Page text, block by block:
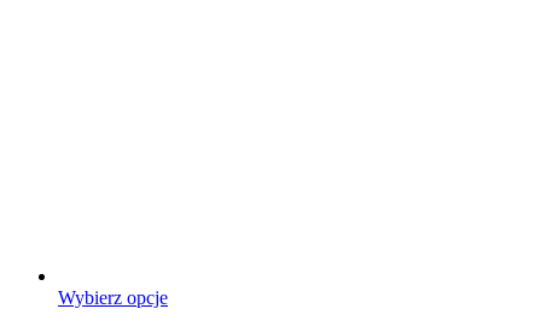
Wybierz opcjeTen